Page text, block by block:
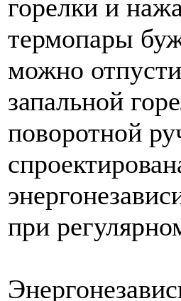
горелки и
термопары
можно
запальной
поворотной
при